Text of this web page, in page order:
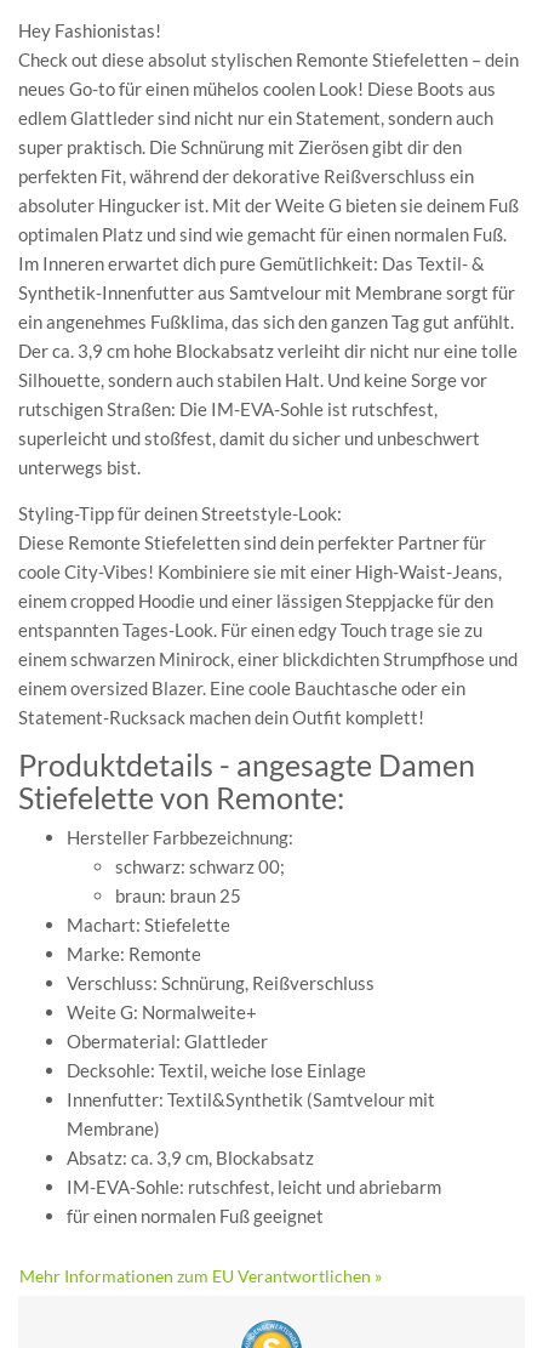
Hey Fashionistas!
Check out diese absolut stylischen Remonte Stiefeletten – dein
neues Go-to für einen mühelos coolen Look! Diese Boots aus
edlem Glattleder sind nicht nur ein Statement, sondern auch
super praktisch. Die Schnürung mit Zierösen gibt dir den
perfekten Fit, während der dekorative Reißverschluss ein
absoluter Hingucker ist. Mit der Weite G bieten sie deinem Fuß
optimalen Platz und sind wie gemacht für einen normalen Fuß.
Im Inneren erwartet dich pure Gemütlichkeit: Das Textil- &
Synthetik-Innenfutter aus Samtvelour mit Membrane sorgt für
ein angenehmes Fußklima, das sich den ganzen Tag gut anfühlt.
Der ca. 3,9 cm hohe Blockabsatz verleiht dir nicht nur eine tolle
Silhouette, sondern auch stabilen Halt. Und keine Sorge vor
rutschigen Straßen: Die IM-EVA-Sohle ist rutschfest,
superleicht und stoßfest, damit du sicher und unbeschwert
unterwegs bist.
Styling-Tipp für deinen Streetstyle-Look:
Diese Remonte Stiefeletten sind dein perfekter Partner für
coole City-Vibes! Kombiniere sie mit einer High-Waist-Jeans,
einem cropped Hoodie und einer lässigen Steppjacke für den
entspannten Tages-Look. Für einen edgy Touch trage sie zu
einem schwarzen Minirock, einer blickdichten Strumpfhose und
einem oversized Blazer. Eine coole Bauchtasche oder ein
Statement-Rucksack machen dein Outfit komplett!
Produktdetails - angesagte Damen
Stiefelette von Remonte:
Hersteller Farbbezeichnung:
schwarz: schwarz 00;
braun: braun 25
Machart: Stiefelette
Marke: Remonte
Verschluss: Schnürung, Reißverschluss
Weite G: Normalweite+
Obermaterial: Glattleder
Decksohle: Textil, weiche lose Einlage
Innenfutter: Textil&Synthetik (Samtvelour mit
Membrane)
Absatz: ca. 3,9 cm, Blockabsatz
IM-EVA-Sohle: rutschfest, leicht und abriebarm
für einen normalen Fuß geeignet
Mehr Informationen zum EU Verantwortlichen »